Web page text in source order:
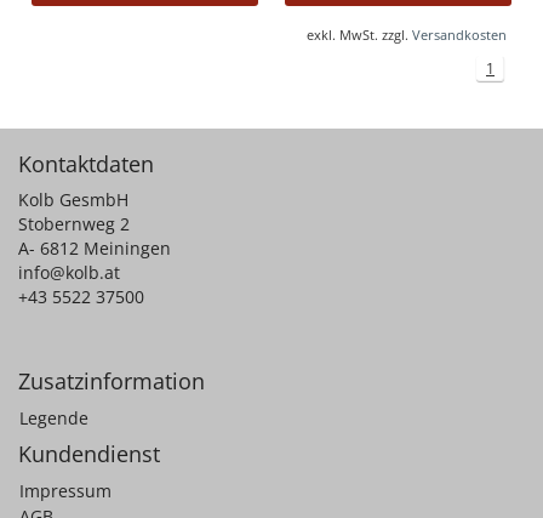
exkl. MwSt. zzgl. Versandkosten
1
Kontaktdaten
Kolb GesmbH
Stobernweg 2
A- 6812 Meiningen
info@kolb.at
+43 5522 37500
Zusatzinformation
Legende
Kundendienst
Impressum